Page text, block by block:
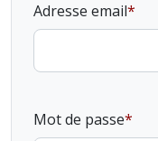
Adresse email
Mot de passe